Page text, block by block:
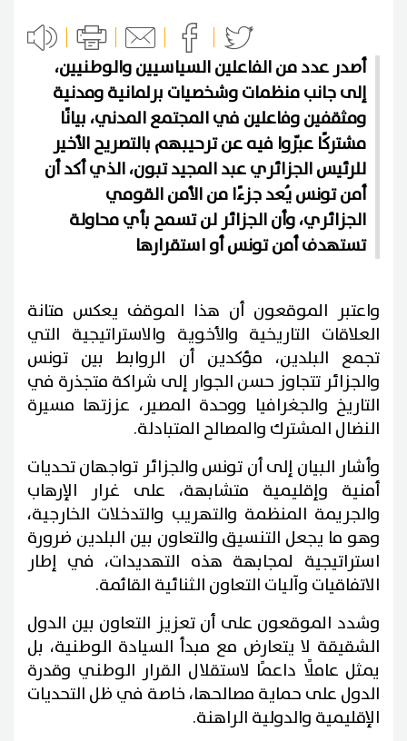
أصدر عدد من الفاعلين السياسيين والوطنيين،
إلى جانب منظمات وشخصيات برلمانية ومدنية
ومثقفين وفاعلين في المجتمع المدني، بيانًا
مشتركًا عبّروا فيه عن ترحيبهم بالتصريح الأخير
للرئيس الجزائري عبد المجيد تبون، الذي أكد أن
أمن تونس يُعد جزءًا من الأمن القومي
الجزائري، وأن الجزائر لن تسمح بأي محاولة
تستهدف أمن تونس أو استقرارها
واعتبر الموقعون أن هذا الموقف يعكس متانة
العلاقات التاريخية والأخوية والاستراتيجية التي
تجمع البلدين، مؤكدين أن الروابط بين تونس
والجزائر تتجاوز حسن الجوار إلى شراكة متجذرة في
التاريخ والجغرافيا ووحدة المصير، عززتها مسيرة
النضال المشترك والمصالح المتبادلة.
وأشار البيان إلى أن تونس والجزائر تواجهان تحديات
أمنية وإقليمية متشابهة، على غرار الإرهاب
والجريمة المنظمة والتهريب والتدخلات الخارجية،
وهو ما يجعل التنسيق والتعاون بين البلدين ضرورة
استراتيجية لمجابهة هذه التهديدات، في إطار
الاتفاقيات وآليات التعاون الثنائية القائمة.
وشدد الموقعون على أن تعزيز التعاون بين الدول
الشقيقة لا يتعارض مع مبدأ السيادة الوطنية، بل
يمثل عاملًا داعمًا لاستقلال القرار الوطني وقدرة
الدول على حماية مصالحها، خاصة في ظل التحديات
الإقليمية والدولية الراهنة.